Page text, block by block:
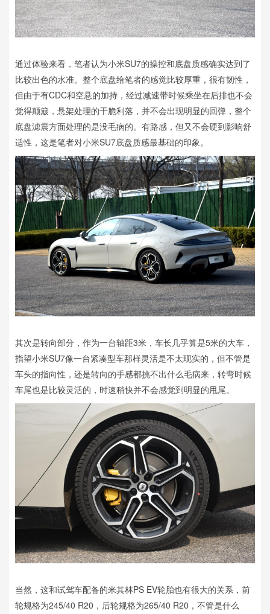
通过体验来看，笔者认为小米SU7的操控和底盘质感确实达到了
比较出色的水准。整个底盘给笔者的感觉比较厚重，很有韧性，
但由于有CDC和空悬的加持，经过减速带时候乘坐在后排也不会
觉得颠簸，悬架处理的干脆利落，并不会出现明显的回弹，整个
底盘滤震方面处理的是没毛病的。有路感，但又不会硬到影响舒
适性，这是笔者对小米SU7底盘质感最基础的印象。
其次是转向部分，作为一台轴距3米，车长几乎算是5米的大车，
指望小米SU7像一台紧凑型车那样灵活是不太现实的，但不管是
车头的指向性，还是转向的手感都挑不出什么毛病来，转弯时候
车尾也是比较灵活的，时速稍快并不会感觉到明显的甩尾。
当然，这和试驾车配备的米其林PS EV轮胎也有很大的关系，前
轮规格为245/40 R20，后轮规格为265/40 R20，不管是什么